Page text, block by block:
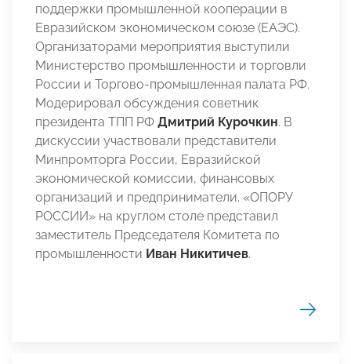
поддержки промышленной кооперации в
Евразийском экономическом союзе (ЕАЭС).
Организаторами мероприятия выступили
Министерство промышленности и торговли
России и Торгово-промышленная палата РФ.
Модерировал обсуждения советник
президента ТПП РФ Дмитрий Курочкин. В
дискуссии участвовали представители
Минпромторга России, Евразийской
экономической комиссии, финансовых
организаций и предприниматели. «ОПОРУ
РОССИИ» на круглом столе представил
заместитель Председателя Комитета по
промышленности Иван Никитичев.